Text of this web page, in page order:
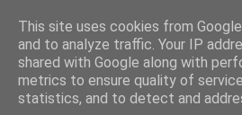
This site uses cookies from
and to analyze traffic. Your IP
shared with Google along with
metrics to ensure quality of
statistics, and to detect and